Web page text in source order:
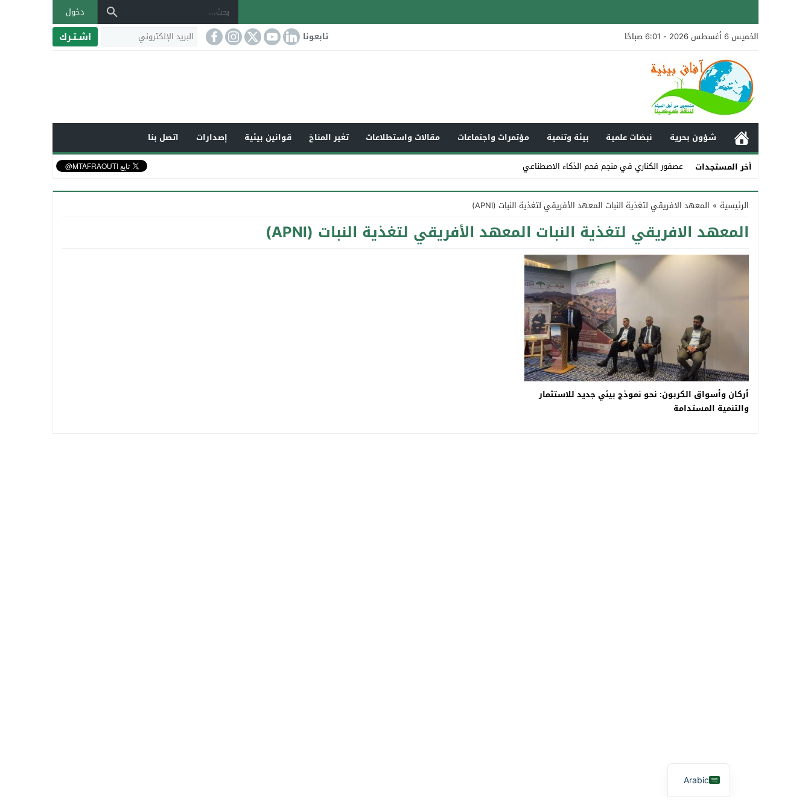
دخول
الخميس 6 أغسطس 2026 - 6:01 صباحًا
تابعونا اشـتـرك
شؤون بحرية نبضات علمية بيئة وتنمية مؤتمرات واجتماعات مقالات واستطلاعات تغير المناخ قوانين بيئية إصدارات
اتصل بنا
أخر المستجدات
عصفور الكناري في منجم فحم الذكاء الاصطناعي
Stop
Previous
Next
الرئيسية » المعهد الافريقي لتغذية النبات المعهد الأفريقي لتغذية النبات (APNI)
المعهد الافريقي لتغذية النبات المعهد الأفريقي لتغذية النبات (APNI)
أركان وأسواق الكربون: نحو نموذج بيئي جديد للاستثمار
والتنمية المستدامة
Arabic